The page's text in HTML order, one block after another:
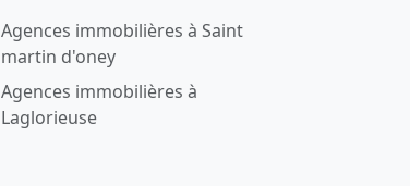
Agences immobilières à Saint
martin d'oney
Agences immobilières à
Laglorieuse